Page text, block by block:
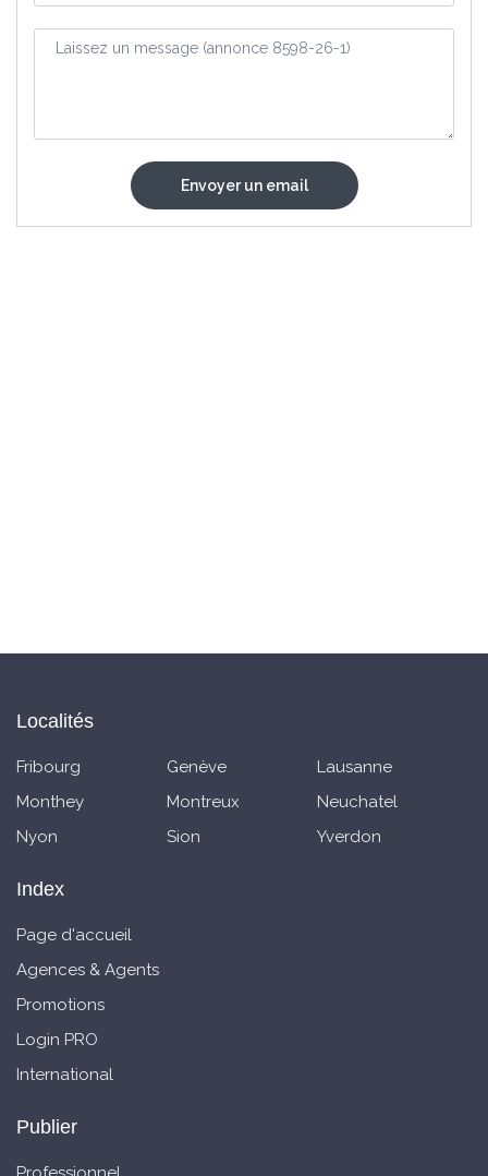
Localités
Fribourg Genève
Lausanne
Monthey
Montreux
Neuchatel
Nyon
Sion Yverdon
Index
Page d'accueil
Agences & Agents
Promotions
Login PRO
International
Publier